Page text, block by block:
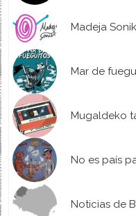
Madeja
Mar de
Mugaldeko
No es país
Noticias de